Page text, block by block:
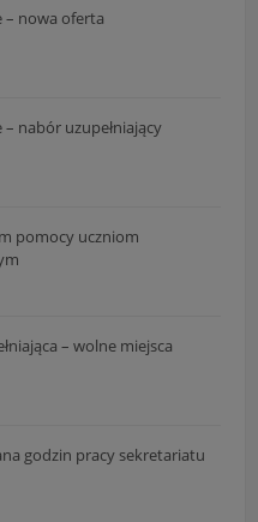
– nowa oferta
nabór uzupełniający
pomocy uczniom
– wolne miejsca
godzin pracy sekretariatu